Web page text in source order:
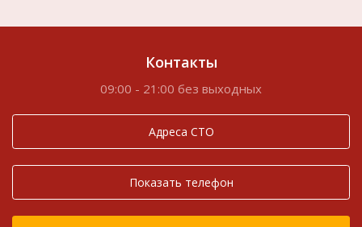
Контакты
09:00 - 21:00 без выходных
Адреса СТО
Показать телефон